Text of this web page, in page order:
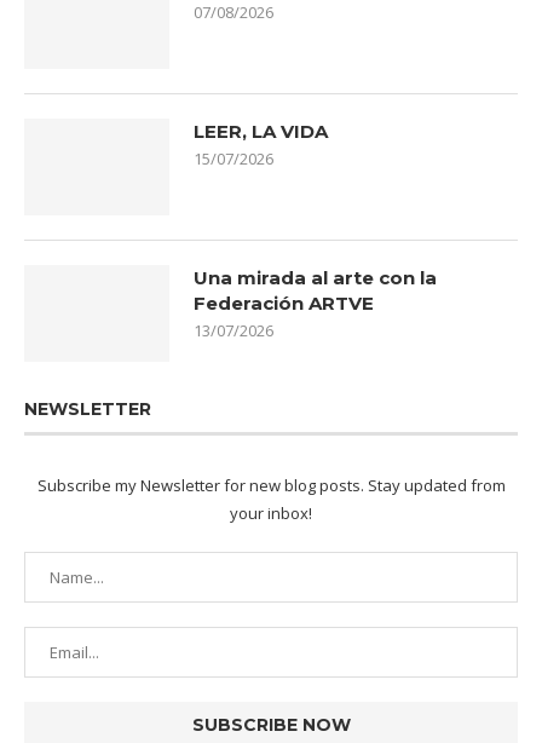
07/08/2026
LEER, LA VIDA
15/07/2026
Una mirada al arte con la
Federación ARTVE
13/07/2026
NEWSLETTER
Subscribe my Newsletter for new blog posts. Stay updated from
your inbox!